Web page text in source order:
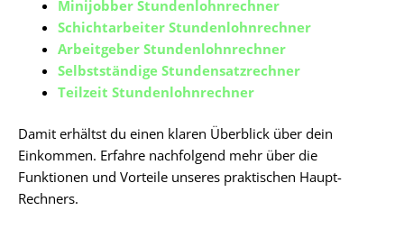
Minijobber Stundenlohnrechner
Schichtarbeiter Stundenlohnrechner
Arbeitgeber Stundenlohnrechner
Selbstständige Stundensatzrechner
Teilzeit Stundenlohnrechner
Damit erhältst du einen klaren Überblick über dein
Einkommen. Erfahre nachfolgend mehr über die
Funktionen und Vorteile unseres praktischen Haupt-
Rechners.